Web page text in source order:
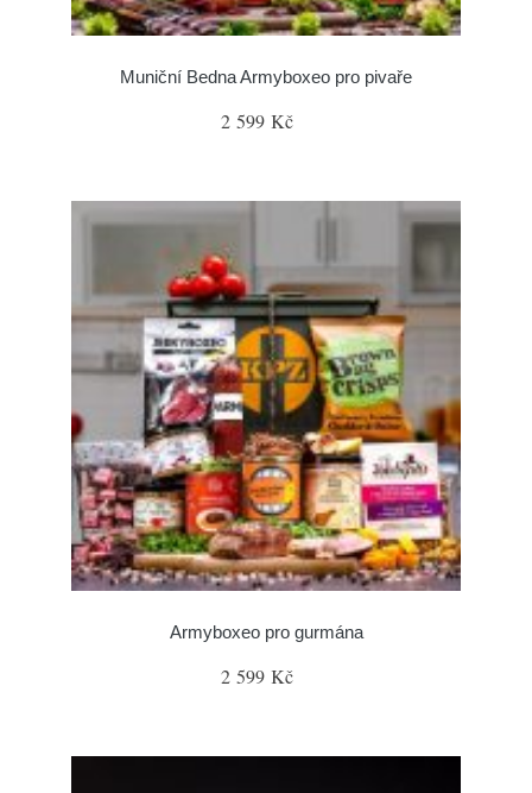
Muniční Bedna Armyboxeo pro pivaře
2 599 Kč
Armyboxeo pro gurmána
2 599 Kč